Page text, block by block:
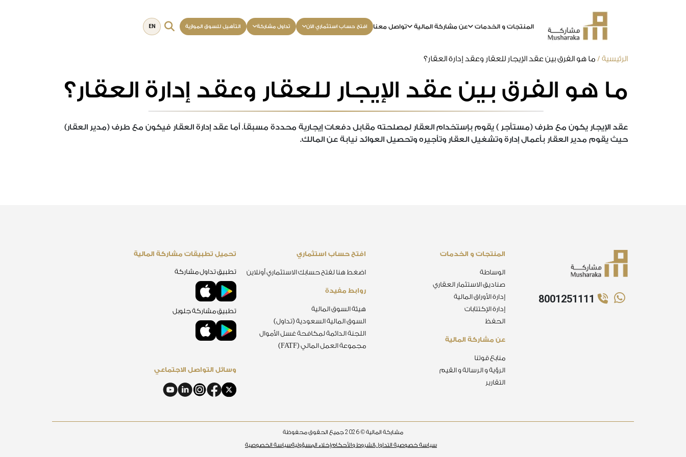
المنتجات و الخدمات عن مشاركة المالية تواصل معنا افتح حساب استثماري الآن تداول مشاركة التأهيل للسوق الموازية EN
الرئيسية / ما هو الفرق بين عقد الإيجار للعقار وعقد إدارة العقار؟
ما هو الفرق بين عقد الإيجار للعقار وعقد إدارة العقار؟
عقد الإيجار يكون مع طرف (مستأجر ) يقوم بإستخدام العقار لمصلحته مقابل دفعات إيجارية محددة مسبقاً. أما عقد إدارة العقار فيكون مع طرف (مدير العقار)
حيث يقوم مدير العقار بأعمال إدارة وتشغيل العقار وتأجيره وتحصيل العوائد نيابة عن المالك.
8001251111
المنتجات و الخدمات
الوساطة
صناديق الاستثمار العقاري
إدارة الأوراق المالية
إدارة الإكتتابات
الحفظ
عن مشاركة المالية
منابع قوتنا
الرؤية و الرسالة و القيم
التقارير
افتح حساب استثماري
اضغط هنا لفتح حسابك الاستثماري أونلاين
روابط مفيدة
هيئة السوق المالية
السوق المالية السعودية (تداول)
اللجنة الدائمة لمكافحة غسل الأموال
مجموعة العمل المالي (FATF)
تحميل تطبيقات مشاركة المالية
تطبيق تداول مشاركة
تطبيق مشاركة جلوبل
وسائل التواصل الاجتماعي
مشاركة المالية ©2026جميع الحقوق محفوظة
سياسة خصوصية التداولالشروط والأحكامإخلاء المسؤوليةسياسة الخصوصية